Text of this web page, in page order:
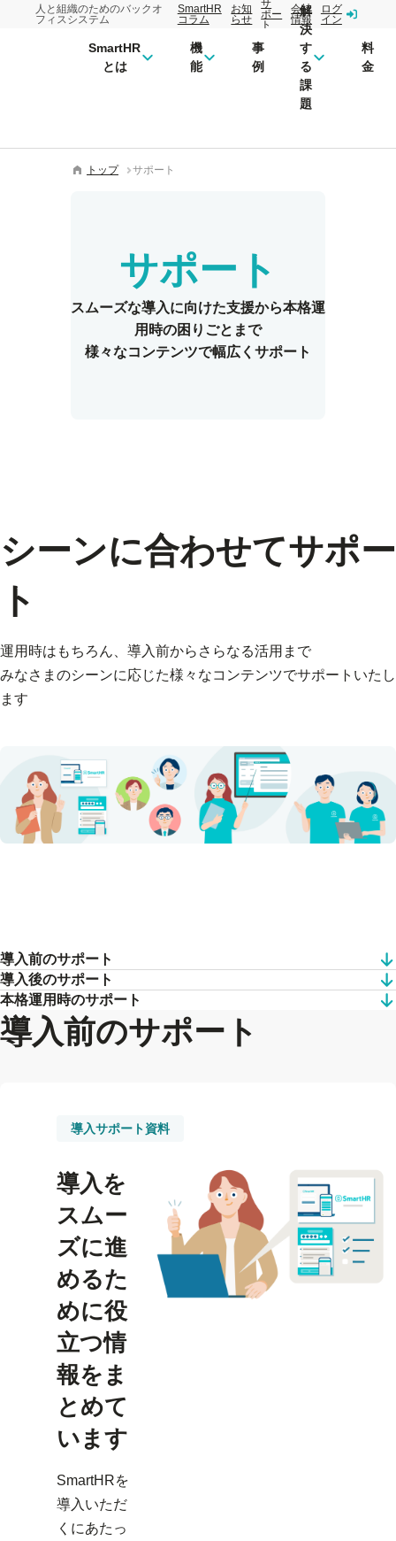
人と組織のためのバックオ
フィスシステム
SmartHR
コラム
お知
らせ
サ
ポー
ト
会社
情報
ログ
イン
SmartHR
とは
機
能
事
例
解
決
す
る
課
題
料
金
トップ サポート
サポート
スムーズな導入に向けた支援から本格運
用時の困りごとまで
様々なコンテンツで幅広くサポート
シーンに合わせてサポー
ト
運用時はもちろん、導入前からさらなる活用まで
みなさまのシーンに応じた様々なコンテンツでサポートいたし
ます
導入前のサポート
導入後のサポート
本格運用時のサポート
導入前のサポート
導入サポート資料
導入を
スムー
ズに進
めるた
めに役
立つ情
報をま
とめて
います
SmartHRを
導入いただ
くにあたっ